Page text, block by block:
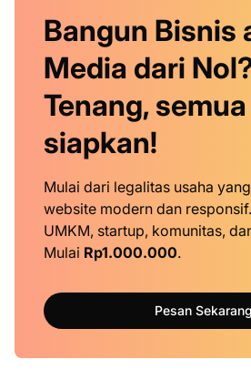
Bangun Bisnis
Media dari
Tenang,
siapkan!
Mulai dari legalitas usaha
website modern dan
UMKM, startup, komunitas,
Mulai Rp1.000.000.
Pesan Sekarang